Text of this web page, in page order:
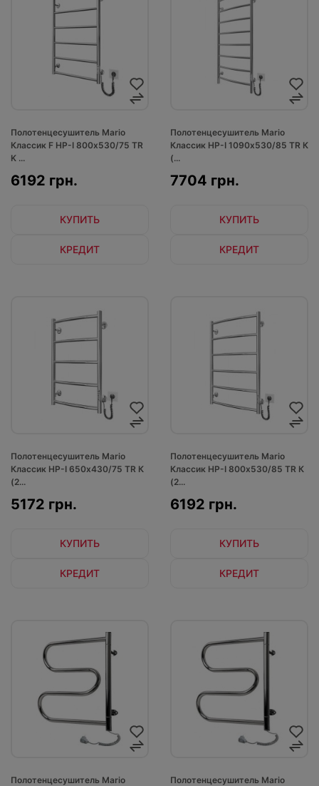
Полотенцесушитель Mario
Классик F НР-I 800х530/75 TR
K ...
6192 грн.
КУПИТЬ
КРЕДИТ
Полотенцесушитель Mario
Классик НР-I 1090х530/85 TR К
(...
7704 грн.
КУПИТЬ
КРЕДИТ
Полотенцесушитель Mario
Классик НР-I 650х430/75 TR К
(2...
5172 грн.
КУПИТЬ
КРЕДИТ
Полотенцесушитель Mario
Классик НР-I 800х530/85 TR К
(2...
6192 грн.
КУПИТЬ
КРЕДИТ
Полотенцесушитель Mario
Полотенцесушитель Mario